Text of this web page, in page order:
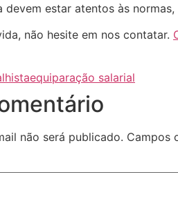
devem estar atentos às
não hesite em nos contatar.
equiparação salarial
não será publicado. Campos